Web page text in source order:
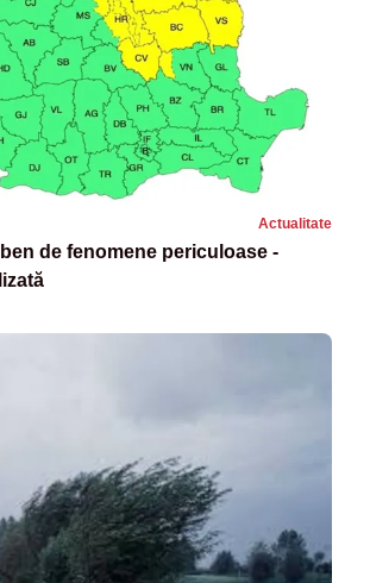
Actualitate
de fenomene periculoase -